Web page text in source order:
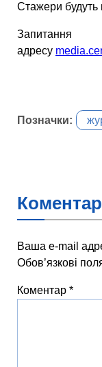
Стажери будуть
адресу
Позначки:
Ваша e-mail
Обов’язкові
Коментар *